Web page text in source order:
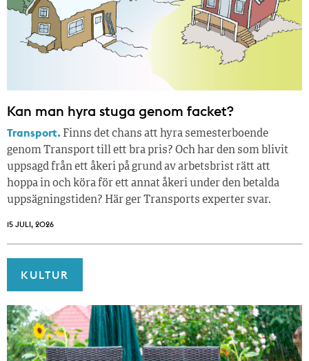
Kan man hyra stuga genom facket?
Transport. Finns det chans att hyra semesterboende
genom Transport till ett bra pris? Och har den som blivit
uppsagd från ett åkeri på grund av arbetsbrist rätt att
hoppa in och köra för ett annat åkeri under den betalda
uppsägningstiden? Här ger Transports experter svar.
15 JULI, 2026
KULTUR